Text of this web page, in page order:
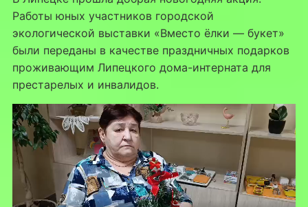
Работы юных участников городской
экологической выставки «Вместо ёлки — букет»
были переданы в качестве праздничных подарков
проживающим Липецкого дома-интерната для
престарелых и инвалидов.